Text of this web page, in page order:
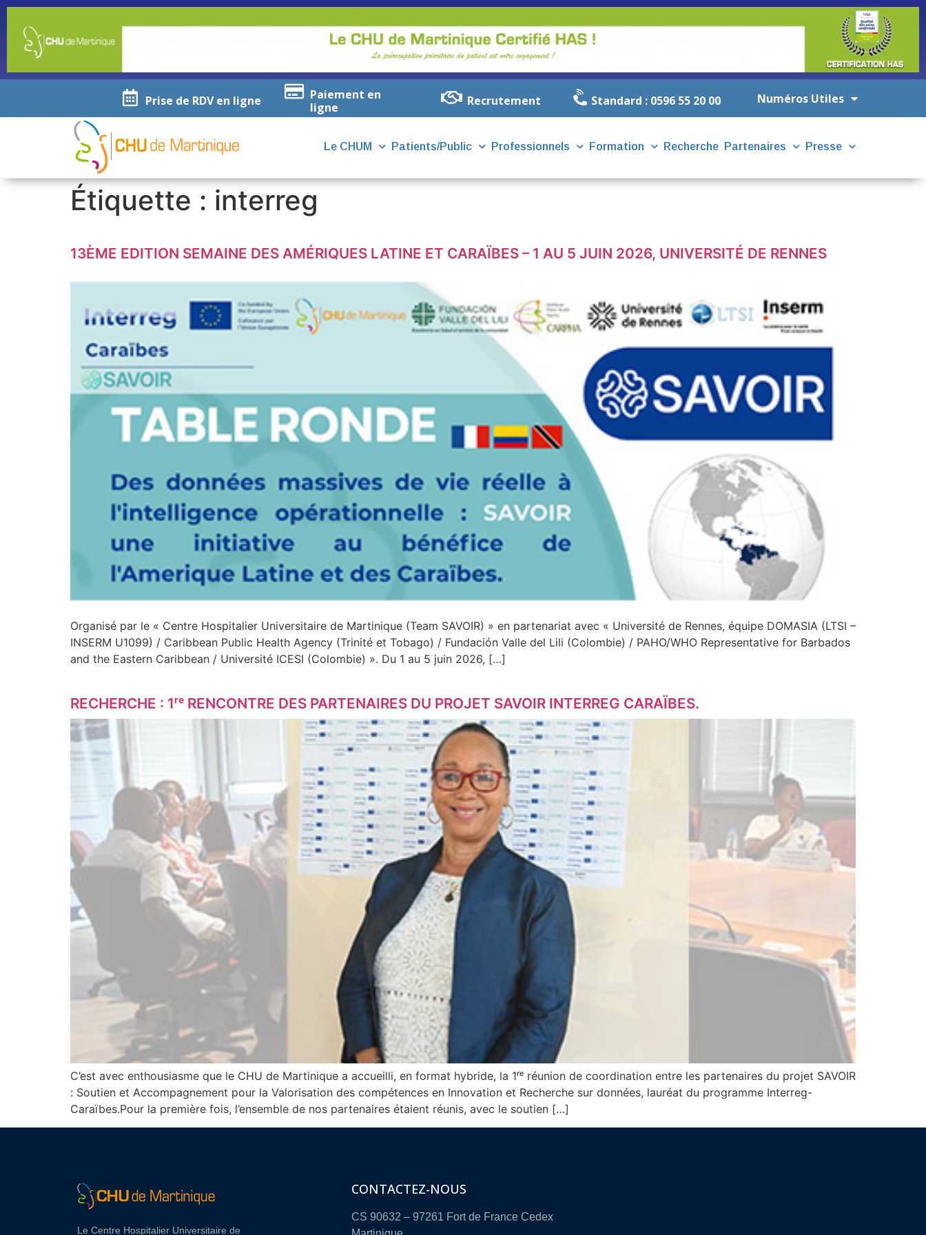
Prise de RDV en ligne
Paiement en
ligne
Recrutement Standard : 0596 55 20 00 Numéros Utiles
Le CHUM Patients/Public Professionnels Formation Recherche Partenaires Presse
Étiquette : interreg
13ÈME EDITION SEMAINE DES AMÉRIQUES LATINE ET CARAÏBES – 1 AU 5 JUIN 2026, UNIVERSITÉ DE RENNES
Organisé par le « Centre Hospitalier Universitaire de Martinique (Team SAVOIR) » en partenariat avec « Université de Rennes, équipe DOMASIA (LTSI –
INSERM U1099) / Caribbean Public Health Agency (Trinité et Tobago) / Fundación Valle del Lili (Colombie) / PAHO/WHO Representative for Barbados
and the Eastern Caribbean / Université ICESI (Colombie) ». Du 1 au 5 juin 2026, […]
RECHERCHE : 1ʳᵉ RENCONTRE DES PARTENAIRES DU PROJET SAVOIR INTERREG CARAÏBES.
C’est avec enthousiasme que le CHU de Martinique a accueilli, en format hybride, la 1ʳᵉ réunion de coordination entre les partenaires du projet SAVOIR
: Soutien et Accompagnement pour la Valorisation des compétences en Innovation et Recherche sur données, lauréat du programme Interreg-
Caraïbes.Pour la première fois, l’ensemble de nos partenaires étaient réunis, avec le soutien […]
Le Centre Hospitalier Universitaire de
CONTACTEZ-NOUS
CS 90632 – 97261 Fort de France Cedex